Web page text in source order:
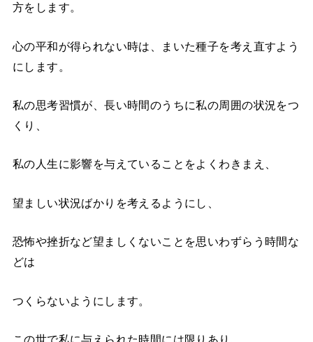
方をします。
心の平和が得られない時は、まいた種子を考え直すよう
にします。
私の思考習慣が、長い時間のうちに私の周囲の状況をつ
くり、
私の人生に影響を与えていることをよくわきまえ、
望ましい状況ばかりを考えるようにし、
恐怖や挫折など望ましくないことを思いわずらう時間な
どは
つくらないようにします。
この世で私に与えられた時間には限りあり、